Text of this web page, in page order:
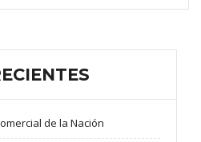
de la Nación